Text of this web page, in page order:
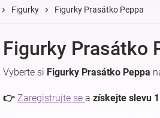
Figurky Figurky Prasátko Peppa
Figurky Prasátko
Vyberte si Figurky Prasátko Peppa
👉 Zaregistrujte se a získejte slevu